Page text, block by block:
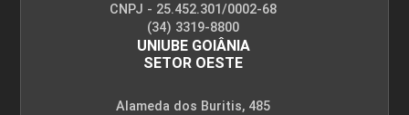
CNPJ - 25.452.301/0002-68
(34) 3319-8800
UNIUBE GOIÂNIA
SETOR OESTE
Alameda dos Buritis, 485